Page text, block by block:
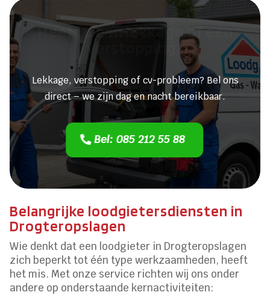
Heeft u een lekkage of een
verstopping?
Lekkage, verstopping of cv-probleem? Bel ons
direct – we zijn dag en nacht bereikbaar.
Bel: 085 212 55 88
Belangrijke loodgietersdiensten in
Drogteropslagen
Wie denkt dat een loodgieter in Drogteropslagen
zich beperkt tot één type werkzaamheden, heeft
het mis. Met onze service richten wij ons onder
andere op onderstaande kernactiviteiten: